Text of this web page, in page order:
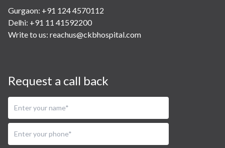
Gurgaon: +91 124 4570112
Delhi: +91 11 41592200
Write to us: reachus@ckbhospital.com
Request a call back